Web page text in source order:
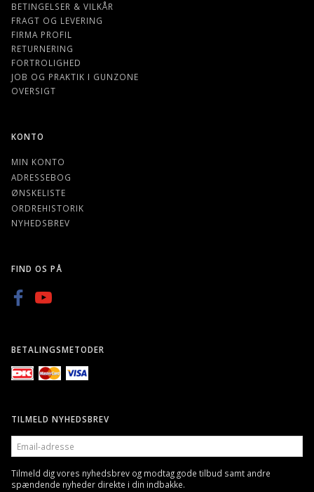
BETINGELSER & VILKÅR
FRAGT OG LEVERING
FIRMA PROFIL
RETURNERING
FORTROLIGHED
JOB OG PRAKTIK I GUNZONE
OVERSIGT
KONTO
MIN KONTO
ADRESSEBOG
ØNSKELISTE
ORDREHISTORIK
NYHEDSBREV
FIND OS PÅ
BETALINGSMETODER
TILMELD NYHEDSBREV
EMAIL-
ADRESSE
Tilmeld dig vores nyhedsbrev og modtag gode tilbud samt andre
spændende nyheder direkte i din indbakke.